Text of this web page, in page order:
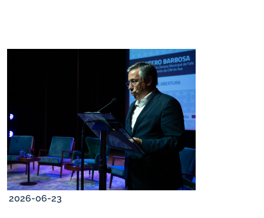
2026-06-23